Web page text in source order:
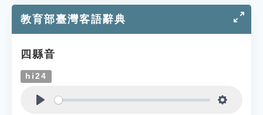
教育部臺灣客語辭典
四縣音
hi24